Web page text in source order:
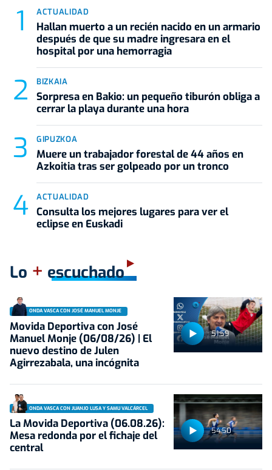
ACTUALIDAD
Hallan muerto a un recién nacido en un armario
después de que su madre ingresara en el
hospital por una hemorragia
BIZKAIA
Sorpresa en Bakio: un pequeño tiburón obliga a
cerrar la playa durante una hora
GIPUZKOA
Muere un trabajador forestal de 44 años en
Azkoitia tras ser golpeado por un tronco
ACTUALIDAD
Consulta los mejores lugares para ver el
eclipse en Euskadi
Lo + escuchado
51:59
ONDA VASCA CON JOSÉ MANUEL MONJE
Movida Deportiva con José
Manuel Monje (06/08/26) | El
nuevo destino de Julen
Agirrezabala, una incógnita
54:50
ONDA VASCA CON JUANJO LUSA Y SAMU VALCÁRCEL
La Movida Deportiva (06.08.26):
Mesa redonda por el fichaje del
central